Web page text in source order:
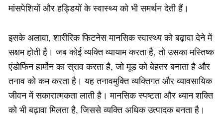
मांसपेशियों और हड्डियों के स्वास्थ्य को भी समर्थन देती हैं।
इसके अलावा, शारीरिक फिटनेस मानसिक स्वास्थ्य को बढ़ावा देने में
सक्षम होती है। जब कोई व्यक्ति व्यायाम करता है, तो उसका मस्तिष्क
एंडोर्फिन हार्मोन का स्राव करता है, जो मूड को बेहतर बनाता है और
तनाव को कम करता है। यह तनावमुक्ति व्यक्तिगत और व्यावसायिक
जीवन में सकारात्मकता लाती है। मानसिक स्पष्टता और ध्यान शक्ति
को भी बढ़ावा मिलता है, जिससे व्यक्ति अधिक उत्पादक बनता है।